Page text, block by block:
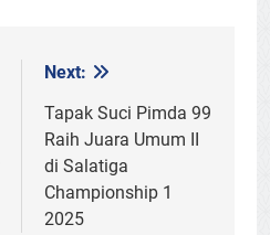
Next:
Tapak Suci Pimda 99
Raih Juara Umum II
di Salatiga
Championship 1
2025